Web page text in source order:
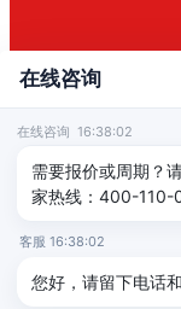
400-110-0821
免费咨询方案
在线咨询
在线咨询 16:38:02
需要报价或周期？
家热线：400-110-
客服 16:38:02
您好，请留下电话